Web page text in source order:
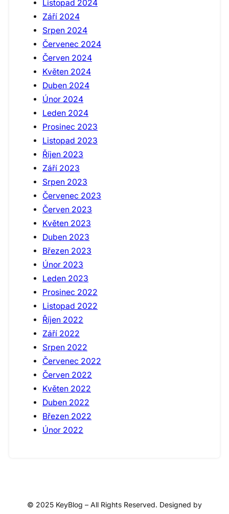
Listopad 2024
Září 2024
Srpen 2024
Červenec 2024
Červen 2024
Květen 2024
Duben 2024
Únor 2024
Leden 2024
Prosinec 2023
Listopad 2023
Říjen 2023
Září 2023
Srpen 2023
Červenec 2023
Červen 2023
Květen 2023
Duben 2023
Březen 2023
Únor 2023
Leden 2023
Prosinec 2022
Listopad 2022
Říjen 2022
Září 2022
Srpen 2022
Červenec 2022
Červen 2022
Květen 2022
Duben 2022
Březen 2022
Únor 2022
© 2025 KeyBlog – All Rights Reserved. Designed by